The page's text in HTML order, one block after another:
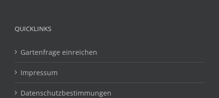
QUICKLINKS
Gartenfrage einreichen
Impressum
Datenschutzbestimmungen